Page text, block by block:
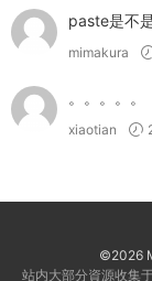
paste是不
mimakura
。。。。。
xiaotian
©2026
站内大部分資源收集